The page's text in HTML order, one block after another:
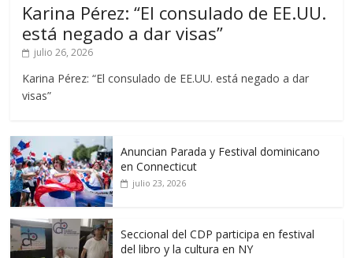
Karina Pérez: “El consulado de EE.UU.
está negado a dar visas”
julio 26, 2026
Karina Pérez: “El consulado de EE.UU. está negado a dar
visas”
Anuncian Parada y Festival dominicano
en Connecticut
julio 23, 2026
Seccional del CDP participa en festival
del libro y la cultura en NY